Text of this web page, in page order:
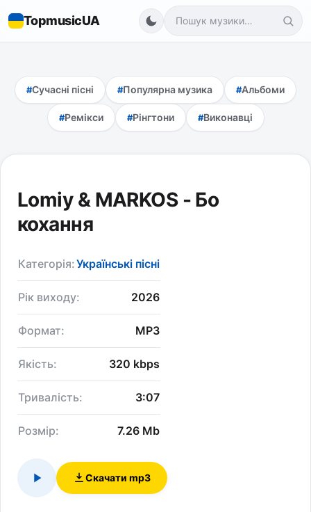
TopmusicUA
Сучасні пісні Популярна музика Альбоми
Ремікси Рінгтони Виконавці
Lomiy & MARKOS - Бо
кохання
Категорія:Українські пісні
Рік виходу: 2026
Формат: MP3
Якість: 320 kbps
Тривалість: 3:07
Розмір: 7.26 Mb
Скачати mp3